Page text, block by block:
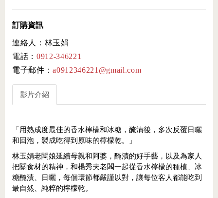
訂購資訊
連絡人：林玉娟
電話： 0912-346221
電子郵件：a0912346221@gmail.com
影片介紹
「用熟成度最佳的香水檸檬和冰糖，醃漬後，多次反覆日曬
和回泡，製成吃得到原味的檸檬乾。」
林玉娟老闆娘延續母親和阿婆，醃漬的好手藝，以及為家人
把關食材的精神，和楊秀夫老闆一起從香水檸檬的種植、冰
糖醃漬、日曬，每個環節都嚴謹以對，讓每位客人都能吃到
最自然、純粹的檸檬乾。